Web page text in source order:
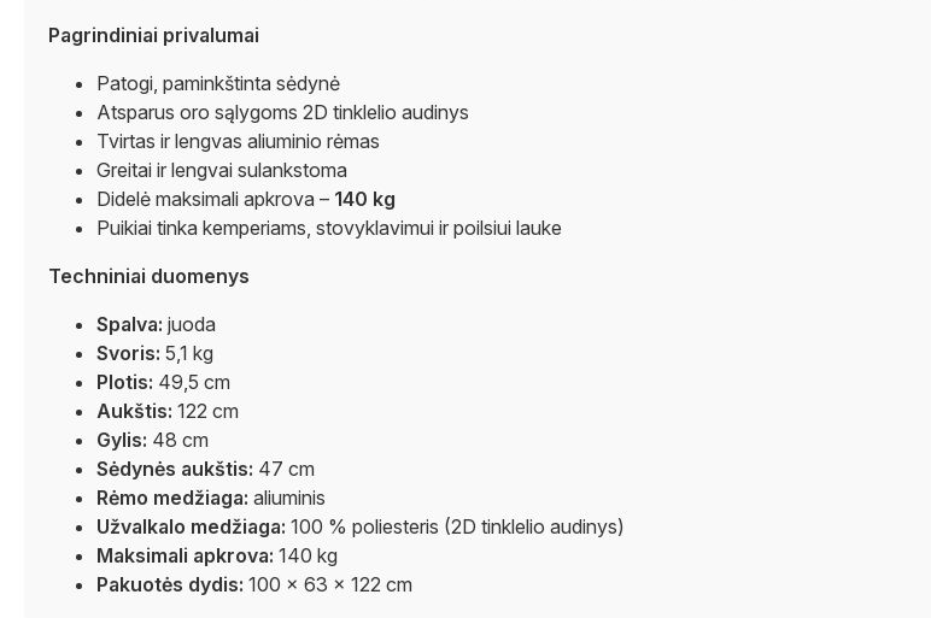
Pagrindiniai privalumai
Patogi, paminkštinta sėdynė
Atsparus oro sąlygoms 2D tinklelio audinys
Tvirtas ir lengvas aliuminio rėmas
Greitai ir lengvai sulankstoma
Didelė maksimali apkrova – 140 kg
Puikiai tinka kemperiams, stovyklavimui ir poilsiui lauke
Techniniai duomenys
Spalva: juoda
Svoris: 5,1 kg
Plotis: 49,5 cm
Aukštis: 122 cm
Gylis: 48 cm
Sėdynės aukštis: 47 cm
Rėmo medžiaga: aliuminis
Užvalkalo medžiaga: 100 % poliesteris (2D tinklelio audinys)
Maksimali apkrova: 140 kg
Pakuotės dydis: 100 × 63 × 122 cm